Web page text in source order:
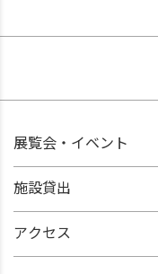
展覧会・イベント
施設貸出
アクセス